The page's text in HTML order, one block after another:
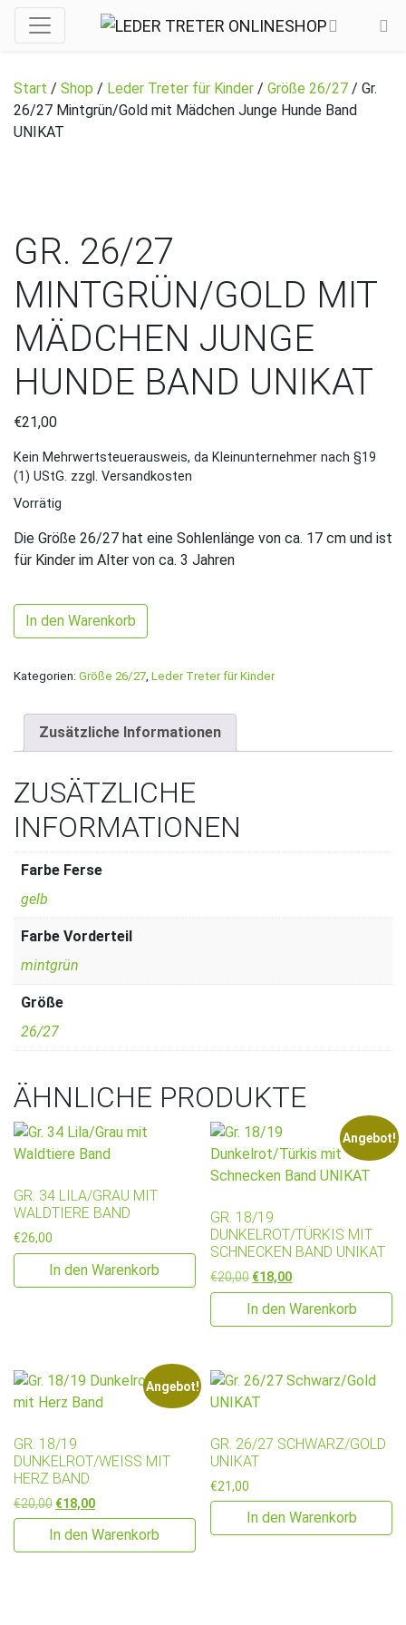
Start / Shop / Leder Treter für Kinder / Größe 26/27 / Gr.
26/27 Mintgrün/Gold mit Mädchen Junge Hunde Band
UNIKAT
GR. 26/27
MINTGRÜN/GOLD MIT
MÄDCHEN JUNGE
HUNDE BAND UNIKAT
€21,00
Kein Mehrwertsteuerausweis, da Kleinunternehmer nach §19
(1) UStG. zzgl. Versandkosten
Vorrätig
Die Größe 26/27 hat eine Sohlenlänge von ca. 17 cm und ist
für Kinder im Alter von ca. 3 Jahren
Gr. 26/27 Mintgrün/Gold mit Mädchen Junge Hunde Band
In den Warenkorb
Kategorien: Größe 26/27, Leder Treter für Kinder
Zusätzliche Informationen
ZUSÄTZLICHE
INFORMATIONEN
Farbe Ferse
gelb
Farbe Vorderteil
mintgrün
Größe
26/27
ÄHNLICHE PRODUKTE
GR. 34 LILA/GRAU MIT
WALDTIERE BAND
€26,00
In den Warenkorb
Angebot!
GR. 18/19
DUNKELROT/TÜRKIS MIT
SCHNECKEN BAND UNIKAT
€20,00 Ursprünglicher Preis war:
€18,00Aktueller Preis ist:
In den Warenkorb
Angebot!
GR. 18/19
DUNKELROT/WEISS MIT H
ERZ BAND
€20,00 Ursprünglicher Preis war: €20,00
€18,00Aktueller Preis ist: €18,00.
In den Warenkorb
GR. 26/27 SCHWARZ/GOLD
UNIKAT
€21,00
In den Warenkorb